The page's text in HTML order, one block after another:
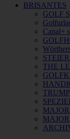
BRISANTES
GOLF
Canal+
THE